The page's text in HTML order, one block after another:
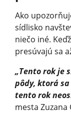
Ako
sídlisko
niečo iné.
presúvajú sa
„Tento rok je
pôdy, ktorá
tento rok
mesta Zuzana